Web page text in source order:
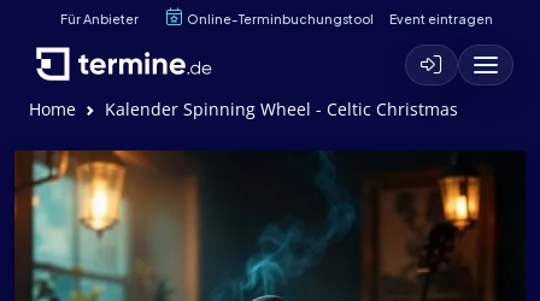
Für Anbieter Online-Terminbuchungstool Event eintragen
Home Kalender Spinning Wheel - Celtic Christmas